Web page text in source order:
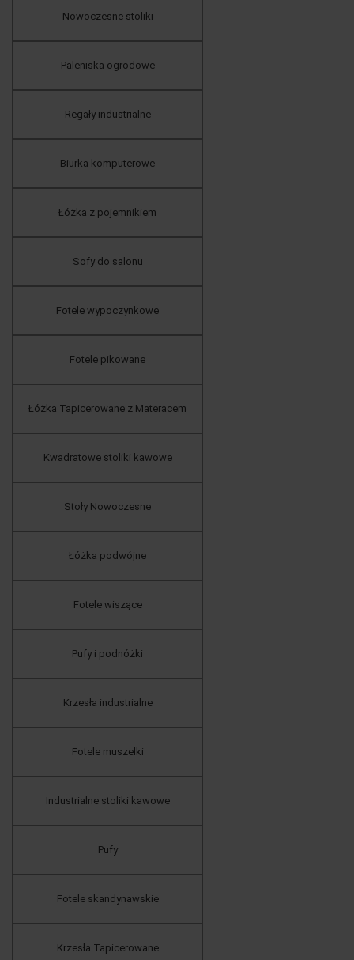
Nowoczesne stoliki
Paleniska ogrodowe
Regały industrialne
Biurka komputerowe
Łóżka z pojemnikiem
Sofy do salonu
Fotele wypoczynkowe
Fotele pikowane
Łóżka Tapicerowane z Materacem
Kwadratowe stoliki kawowe
Stoły Nowoczesne
Łóżka podwójne
Fotele wiszące
Pufy i podnóżki
Krzesła industrialne
Fotele muszelki
Industrialne stoliki kawowe
Pufy
Fotele skandynawskie
Krzesła Tapicerowane